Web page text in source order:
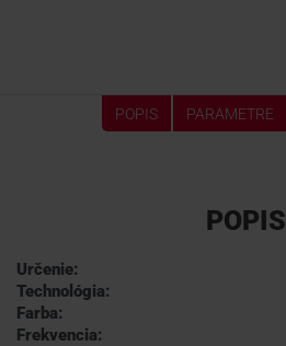
POPIS PARAMETRE
POPIS
Určenie:
Technológia:
Farba:
Frekvencia: